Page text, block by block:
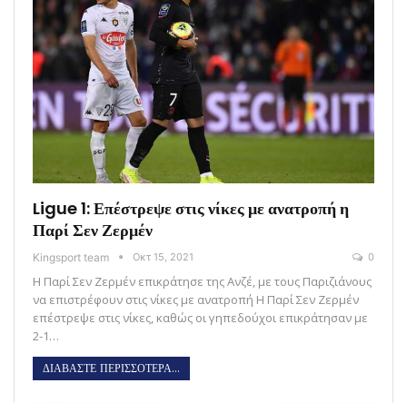
Ligue 1: Επέστρεψε στις νίκες με ανατροπή η
Παρί Σεν Ζερμέν
Kingsport team Οκτ 15, 2021 0
Η Παρί Σεν Ζερμέν επικράτησε της Ανζέ, με τους Παριζιάνους
να επιστρέφουν στις νίκες με ανατροπή Η Παρί Σεν Ζερμέν
επέστρεψε στις νίκες, καθώς οι γηπεδούχοι επικράτησαν με
2-1…
ΔΙΑΒΑΣΤΕ ΠΕΡΙΣΣΟΤΕΡΑ...